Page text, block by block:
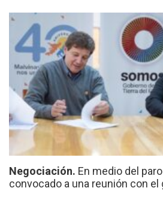
Negociación. En medio del
convocado a una reunión con el